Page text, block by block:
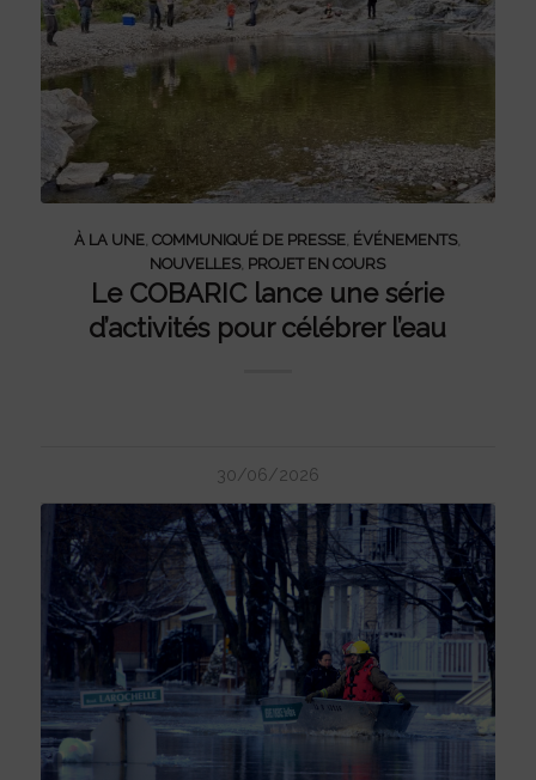
À LA UNE,COMMUNIQUÉ DE PRESSE, ÉVÉNEMENTS,
NOUVELLES, PROJET EN COURS
Le COBARIC lance une série
d’activités pour célébrer l’eau
30/06/2026